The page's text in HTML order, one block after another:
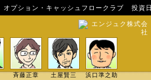
オプション・キャッシュフロークラブ
投資
エンジュク株式会
社
斉藤正章 土屋賢三 浜口準之助